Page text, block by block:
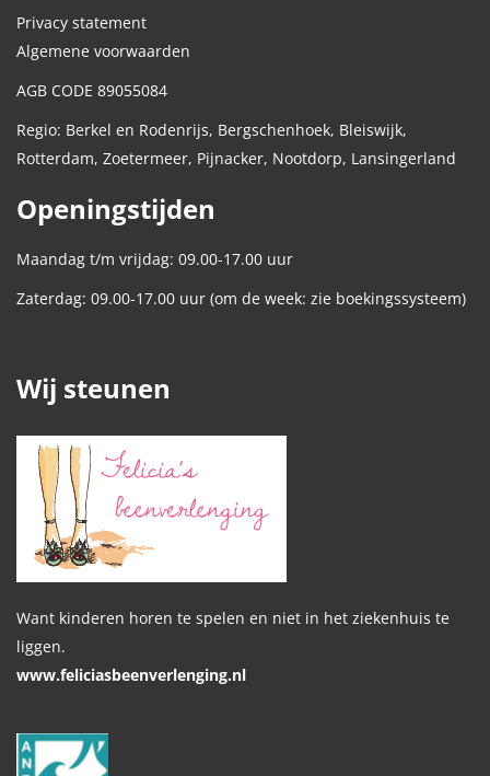
Privacy statement
Algemene voorwaarden
AGB CODE 89055084
Regio: Berkel en Rodenrijs, Bergschenhoek, Bleiswijk,
Rotterdam, Zoetermeer, Pijnacker, Nootdorp, Lansingerland
Openingstijden
Maandag t/m vrijdag: 09.00-17.00 uur
Zaterdag: 09.00-17.00 uur (om de week: zie boekingssysteem)
Wij steunen
Want kinderen horen te spelen en niet in het ziekenhuis te
liggen.
www.feliciasbeenverlenging.nl